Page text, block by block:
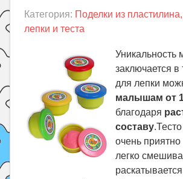
Категория: Поделки из
лепки и теста
Уникальность
заключается в
для лепки
малышам от
благодаря
составу
очень
легко
раскатывается